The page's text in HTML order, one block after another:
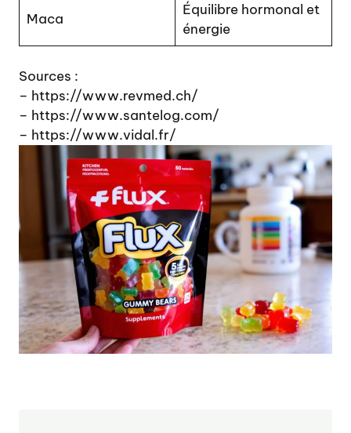
Maca
Équilibre hormonal et
énergie
Sources :
– https://www.revmed.ch/
– https://www.santelog.com/
– https://www.vidal.fr/